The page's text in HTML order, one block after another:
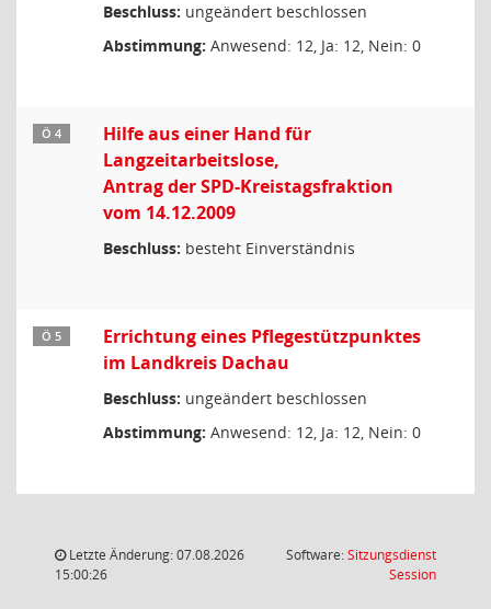
Beschluss: ungeändert beschlossen
Abstimmung: Anwesend: 12, Ja: 12, Nein: 0
Ö 4
Hilfe aus einer Hand für
Langzeitarbeitslose,
Antrag der SPD-Kreistagsfraktion
vom 14.12.2009
Beschluss: besteht Einverständnis
Ö 5
Errichtung eines Pflegestützpunktes
im Landkreis Dachau
Beschluss: ungeändert beschlossen
Abstimmung: Anwesend: 12, Ja: 12, Nein: 0
Letzte Änderung: 07.08.2026
15:00:26
Software:Sitzungsdienst
Session(Wird in